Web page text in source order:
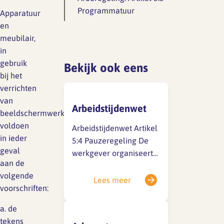
Branche analyse en
onderzoek
Rapport Arbeidszaken 2025
Rapport Arbeidszaken 2024
Rapport Arbeidszaken 2023
Sectoranalyse
Jaarrapportage
Ontwerpsector 2025
Media en magazine
Gedragscode
Vertrouwenspersoon
Handreikingen
Maatregelen
Apparatuur
en
meubilair,
in
gebruik
bij het
verrichten
van
beeldschermwerk,
voldoen
in ieder
geval
aan de
volgende
voorschriften:
a. de
tekens
Programmatuur
Bekijk ook eens
Arbeidstijdenwet
Arbeidstijdenwet Artikel
5:4 Pauzeregeling De
werkgever organiseert
jeugdige werknemer
Lees meer